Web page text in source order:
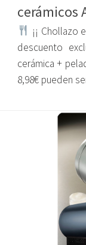
cerámicos
¡¡ Chollazo
descuento
cerámica +
8,98€ pueden